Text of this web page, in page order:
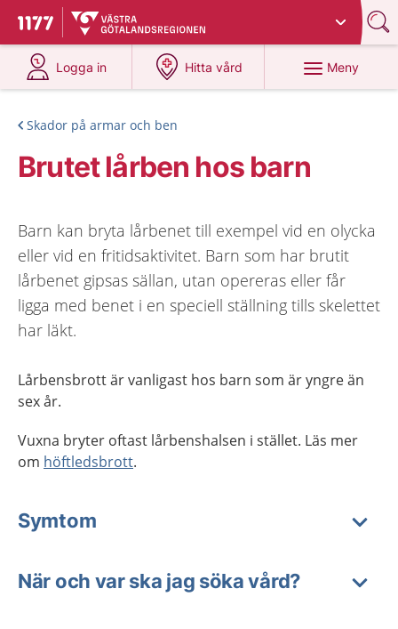
Till startsidan för 1177
Du har valt region
Logga in
på 1177.se
Hitta vård
på 1177.se
Meny
Skador på armar och ben
Brutet lårben hos barn
Barn kan bryta lårbenet till exempel vid en olycka
eller vid en fritidsaktivitet. Barn som har brutit
lårbenet gipsas sällan, utan opereras eller får
ligga med benet i en speciell ställning tills skelettet
har läkt.
Lårbensbrott är vanligast hos barn som är yngre än
sex år.
Vuxna bryter oftast lårbenshalsen i stället. Läs mer
om höftledsbrott.
Symtom
När och var ska jag söka vård?